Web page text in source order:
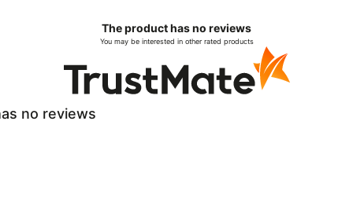
The product has no reviews
You may be interested in other rated products
no reviews